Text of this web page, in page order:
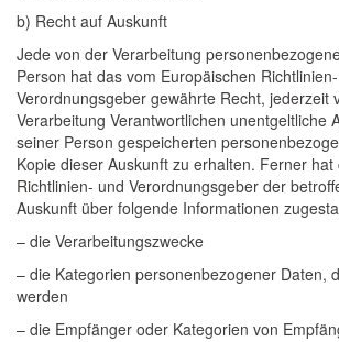
b) Recht auf Auskunft
Jede von der Verarbeitung
Person hat das vom Europäischen
Verordnungsgeber gewährte Recht, jederzeit
Verarbeitung Verantwortlichen unentgeltliche
seiner Person gespeicherten
Kopie dieser Auskunft zu erhalten. Ferner
Richtlinien- und Verordnungsgeber der
Auskunft über folgende Informationen
– die Verarbeitungszwecke
– die Kategorien personenbezogener Daten,
werden
– die Empfänger oder Kategorien von